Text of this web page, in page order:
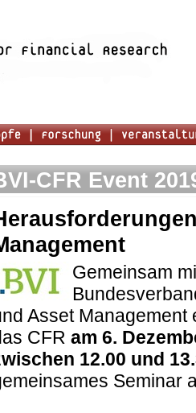
CFR Event
Gemeinsam
Asset Management
CFR am 6.
12.00 und
Seminar